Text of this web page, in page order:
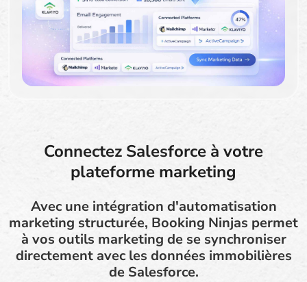
Connectez Salesforce à votre
plateforme marketing
Avec une intégration d'automatisation
marketing structurée, Booking Ninjas permet
à vos outils marketing de se synchroniser
directement avec les données immobilières
de Salesforce.